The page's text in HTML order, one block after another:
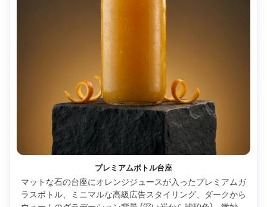
プレミアムボトル台座
マットな石の台座にオレンジジュースが入ったプレミアムガ
ラスボトル、ミニマルな高級広告スタイリング、ダークから